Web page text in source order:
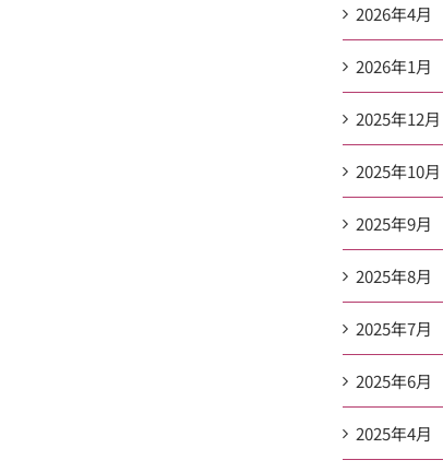
2026年4月
2026年1月
2025年12月
2025年10月
2025年9月
2025年8月
2025年7月
2025年6月
2025年4月